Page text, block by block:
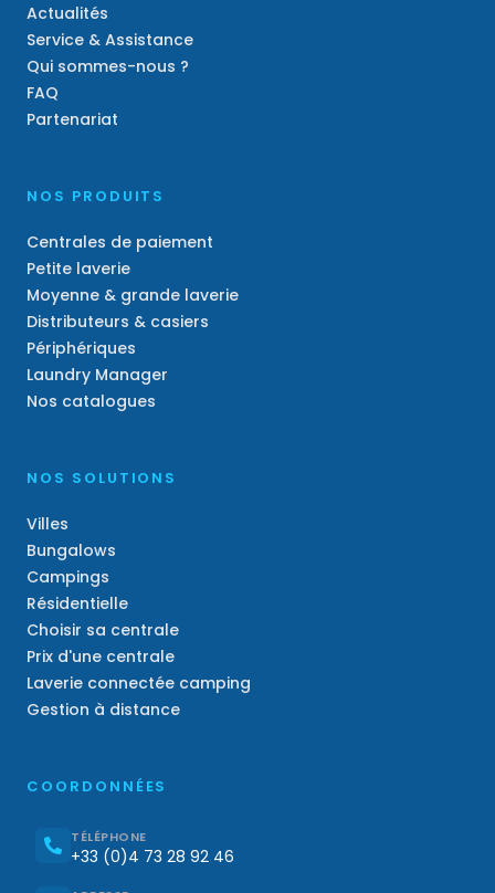
Actualités
Service & Assistance
Qui sommes-nous ?
FAQ
Partenariat
NOS PRODUITS
Centrales de paiement
Petite laverie
Moyenne & grande laverie
Distributeurs & casiers
Périphériques
Laundry Manager
Nos catalogues
NOS SOLUTIONS
Villes
Bungalows
Campings
Résidentielle
Choisir sa centrale
Prix d'une centrale
Laverie connectée camping
Gestion à distance
COORDONNÉES
TÉLÉPHONE
+33 (0)4 73 28 92 46